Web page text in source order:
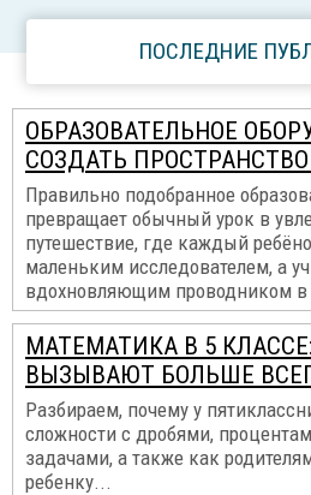
ПОСЛЕДНИЕ
ОБРАЗОВАТЕЛЬНОЕ
СОЗДАТЬ
Правильно подобранное
превращает обычный урок в
путешествие, где каждый
маленьким исследователем, а
вдохновляющим проводником
МАТЕМАТИКА В 5
ВЫЗЫВАЮТ БОЛЬШЕ
Разбираем, почему у
сложности с дробями,
задачами, а также как
ребенку...